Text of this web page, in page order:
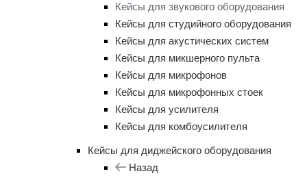
Кейсы для звукового оборудования
Кейсы для студийного оборудования
Кейсы для акустических систем
Кейсы для микшерного пульта
Кейсы для микрофонов
Кейсы для микрофонных стоек
Кейсы для усилителя
Кейсы для комбоусилителя
Кейсы для диджейского оборудования
Назад